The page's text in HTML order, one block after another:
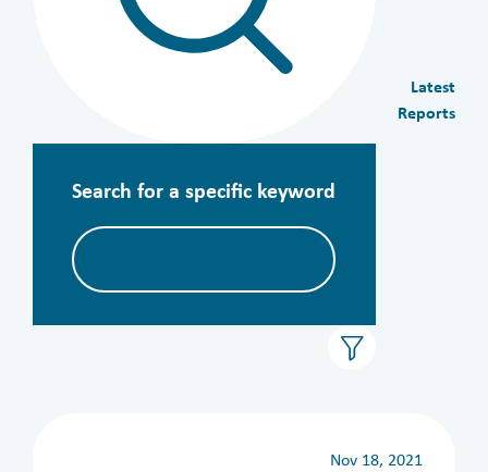
Latest
Reports
Search for a specific keyword
Nov 18, 2021